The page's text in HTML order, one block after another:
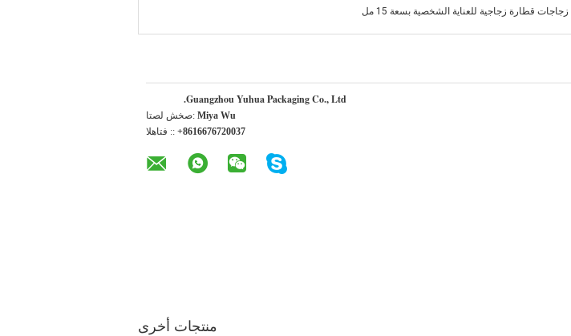
زجاجات قطارة زجاجية للعناية الشخصية بسعة 15 مل
Guangzhou Yuhua Packaging Co., Ltd.
اتصل شخص: Miya Wu
الهاتف :: +8616676720037
منتجات أخرى